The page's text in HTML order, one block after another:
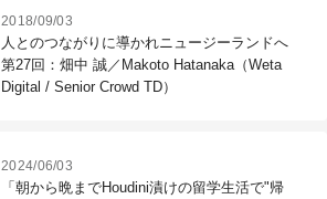
2018/09/03
人とのつながりに導かれニュージーランドへ
第27回：畑中 誠／Makoto Hatanaka（Weta
Digital / Senior Crowd TD）
2024/06/03
「朝から晩までHoudini漬けの留学生活で"帰